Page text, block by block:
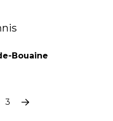
Bouaine
3
Page